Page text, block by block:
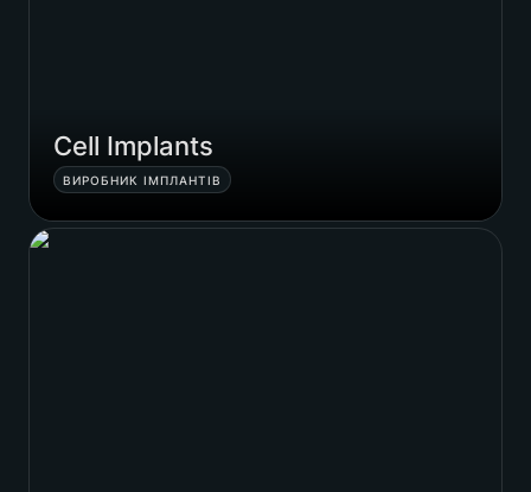
Cell Implants
ВИРОБНИК ІМПЛАНТІВ
Lime Aligners